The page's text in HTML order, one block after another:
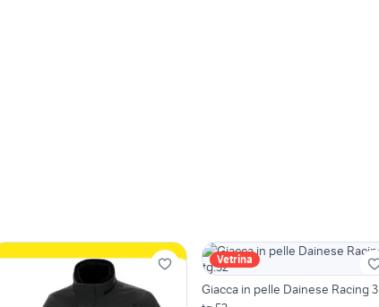
Vetrina
Giacca in pelle Dainese Racing 3